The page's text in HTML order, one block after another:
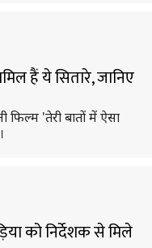
हैं ये सितारे, जानिए
'तेरी बातों में ऐसा
को निर्देशक से मिले